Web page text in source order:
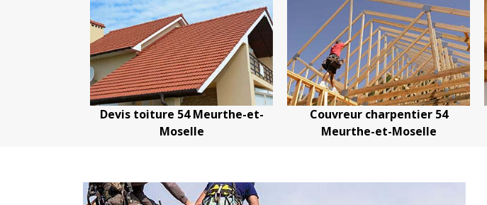
Devis toiture 54 Meurthe-et-
Moselle
Couvreur charpentier 54
Meurthe-et-Moselle